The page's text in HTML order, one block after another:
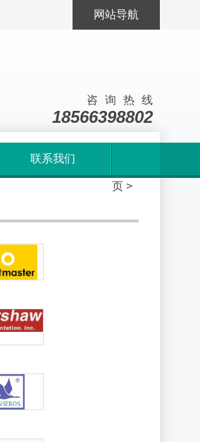
网站导航
咨询热线
18566398802
联系我们
页 >